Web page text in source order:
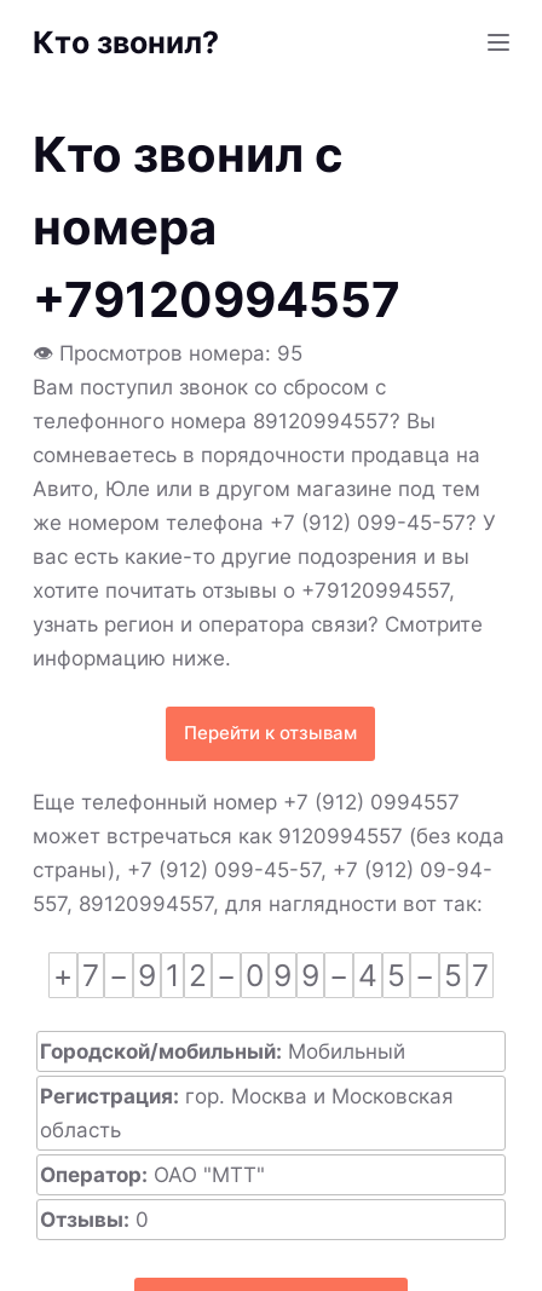
S
p
n
Кто звонил?
Кто звонил с
номера
+79120994557
👁 Просмотров номера: 95
Вам поступил звонок со сбросом с
телефонного номера 89120994557? Вы
сомневаетесь в порядочности продавца на
Авито, Юле или в другом магазине под тем
же номером телефона +7 (912) 099-45-57? У
вас есть какие-то другие подозрения и вы
хотите почитать отзывы о +79120994557,
узнать регион и оператора связи? Смотрите
информацию ниже.
Перейти к отзывам
Еще телефонный номер +7 (912) 0994557
может встречаться как 9120994557 (без кода
страны), +7 (912) 099-45-57, +7 (912) 09-94-
557, 89120994557, для наглядности вот так:
+ 7 − 9 1 2 − 0 9 9 − 4 5 − 5 7
Городской/мобильный: Мобильный
Регистрация: гор. Москва и Московская
область
Оператор: ОАО "МТТ"
Отзывы: 0